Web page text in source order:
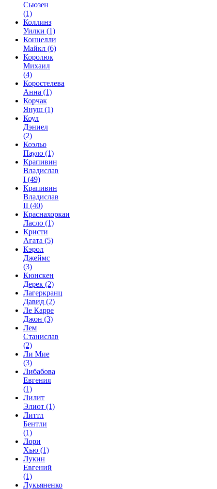
Сьюзен
(1)
Коллинз
Уилки (1)
Коннелли
Майкл (6)
Королюк
Михаил
(4)
Коростелева
Анна (1)
Корчак
Януш (1)
Коул
Дэниел
(2)
Коэльо
Пауло (1)
Крапивин
Владислав
I (49)
Крапивин
Владислав
II (40)
Краснахоркаи
Ласло (1)
Кристи
Агата (5)
Кэрол
Джеймс
(3)
Кюнскен
Дерек (2)
Лагеркранц
Давид (2)
Ле Карре
Джон (3)
Лем
Станислав
(2)
Ли Мие
(3)
Либабова
Евгения
(1)
Лилит
Элиот (1)
Литтл
Бентли
(1)
Лори
Хью (1)
Лукин
Евгений
(1)
Лукьяненко